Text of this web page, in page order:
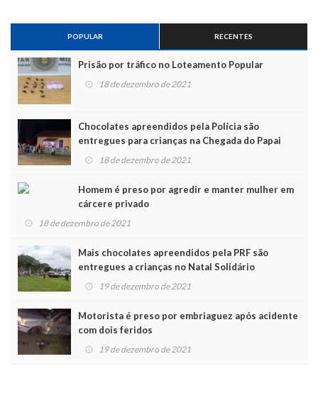
POPULAR RECENTES
Prisão por tráfico no Loteamento Popular
18 de dezembro de 2021
Chocolates apreendidos pela Polícia são
entregues para crianças na Chegada do Papai
Noel
18 de dezembro de 2021
Homem é preso por agredir e manter mulher em
cárcere privado
18 de dezembro de 2021
Mais chocolates apreendidos pela PRF são
entregues a crianças no Natal Solidário
19 de dezembro de 2021
Motorista é preso por embriaguez após acidente
com dois feridos
19 de dezembro de 2021